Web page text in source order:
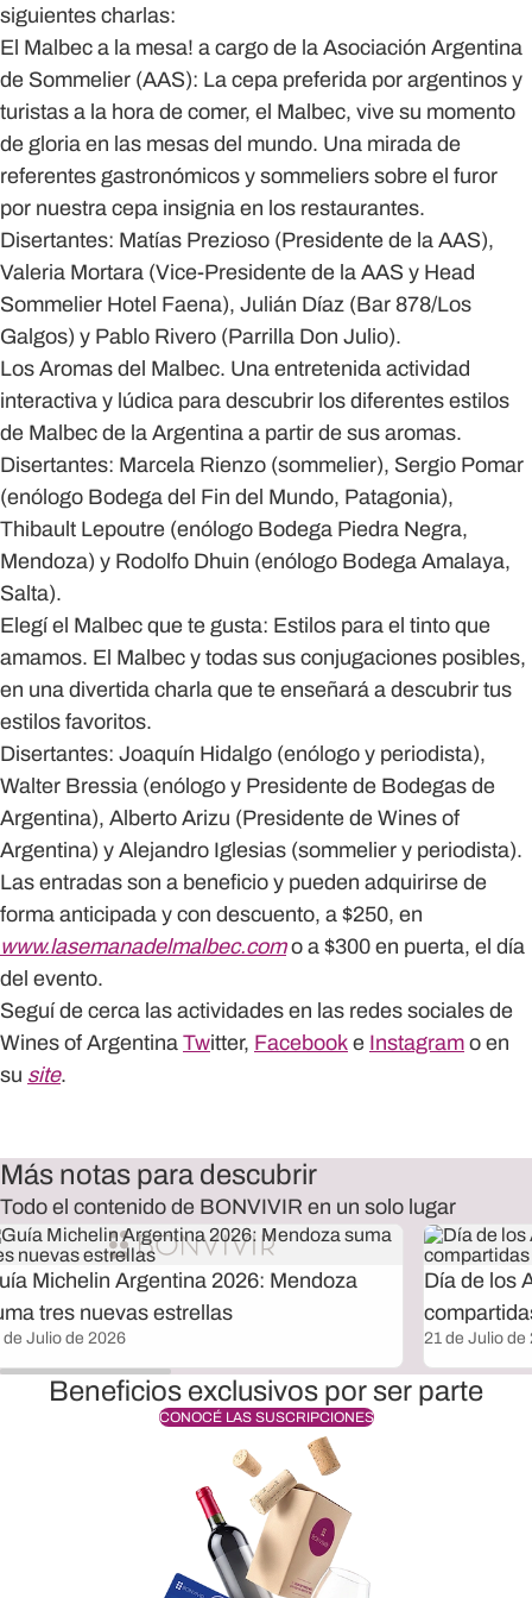
siguientes charlas:
El Malbec a la mesa! a cargo de la Asociación Argentina
de Sommelier (AAS): La cepa preferida por argentinos y
turistas a la hora de comer, el Malbec, vive su momento
de gloria en las mesas del mundo. Una mirada de
referentes gastronómicos y sommeliers sobre el furor
por nuestra cepa insignia en los restaurantes.
Disertantes: Matías Prezioso (Presidente de la AAS),
Valeria Mortara (Vice-Presidente de la AAS y Head
Sommelier Hotel Faena), Julián Díaz (Bar 878/Los
Galgos) y Pablo Rivero (Parrilla Don Julio).
Los Aromas del Malbec. Una entretenida actividad
interactiva y lúdica para descubrir los diferentes estilos
de Malbec de la Argentina a partir de sus aromas.
Disertantes: Marcela Rienzo (sommelier), Sergio Pomar
(enólogo Bodega del Fin del Mundo, Patagonia),
Thibault Lepoutre (enólogo Bodega Piedra Negra,
Mendoza) y Rodolfo Dhuin (enólogo Bodega Amalaya,
Salta).
Elegí el Malbec que te gusta: Estilos para el tinto que
amamos. El Malbec y todas sus conjugaciones posibles,
en una divertida charla que te enseñará a descubrir tus
estilos favoritos.
Disertantes: Joaquín Hidalgo (enólogo y periodista),
Walter Bressia (enólogo y Presidente de Bodegas de
Argentina), Alberto Arizu (Presidente de Wines of
Argentina) y Alejandro Iglesias (sommelier y periodista).
Las entradas son a beneficio y pueden adquirirse de
forma anticipada y con descuento, a $250, en
www.lasemanadelmalbec.como a $300 en puerta, el día
del evento.
Seguí de cerca las actividades en las redes sociales de
Wines of Argentina Twitter, Facebook e Instagram o en
su site.
Más notas para descubrir
Todo el contenido de BONVIVIR en un solo lugar
Michelin Argentina 2026: Mendoza
tres nuevas estrellas
de Julio de 2026
Día de los
21 de Julio de
Beneficios exclusivos por ser parte
CONOCÉ LAS SUSCRIPCIONES